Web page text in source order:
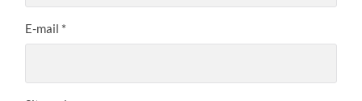
E-mail *